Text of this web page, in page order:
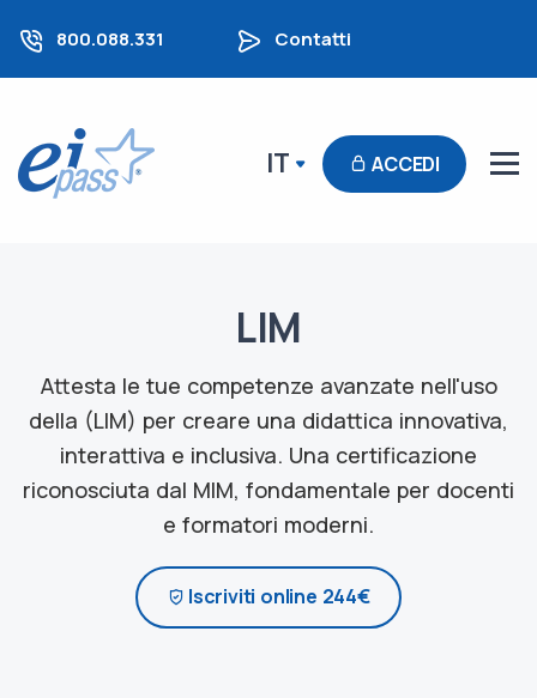
800.088.331 Contatti
IT ACCEDI
LIM
Attesta le tue competenze avanzate nell'uso
della (LIM) per creare una didattica innovativa,
interattiva e inclusiva. Una certificazione
riconosciuta dal MIM, fondamentale per docenti
e formatori moderni.
Iscriviti online 244€